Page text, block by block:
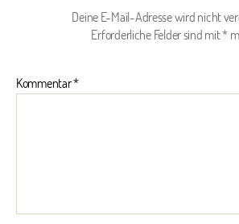
Deine E-Mail-Adresse wird nicht
Erforderliche Felder sind mit*
Kommentar*